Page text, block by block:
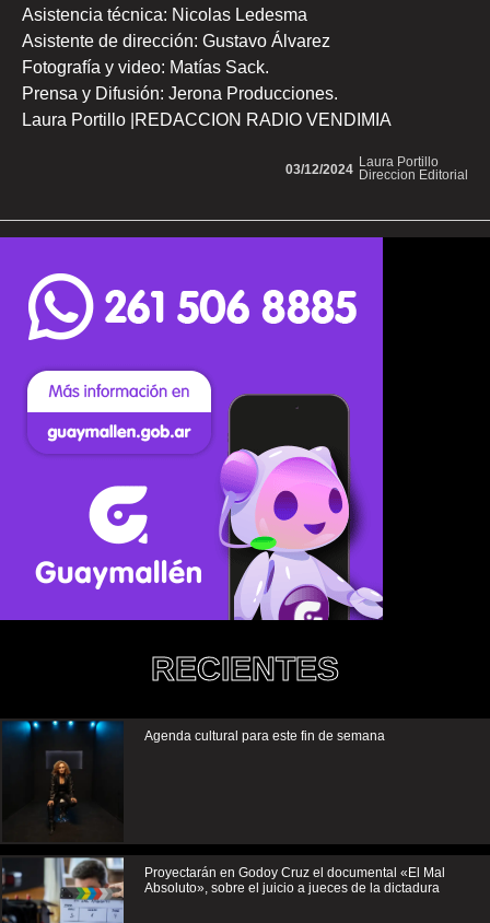
Asistencia técnica: Nicolas Ledesma
Asistente de dirección: Gustavo Álvarez
Fotografía y video: Matías Sack.
Prensa y Difusión: Jerona Producciones.
Laura Portillo |REDACCION RADIO VENDIMIA
Laura Portillo
Direccion Editorial
03/12/2024
RECIENTES
Agenda cultural para este fin de semana
Proyectarán en Godoy Cruz el documental «El Mal
Absoluto», sobre el juicio a jueces de la dictadura